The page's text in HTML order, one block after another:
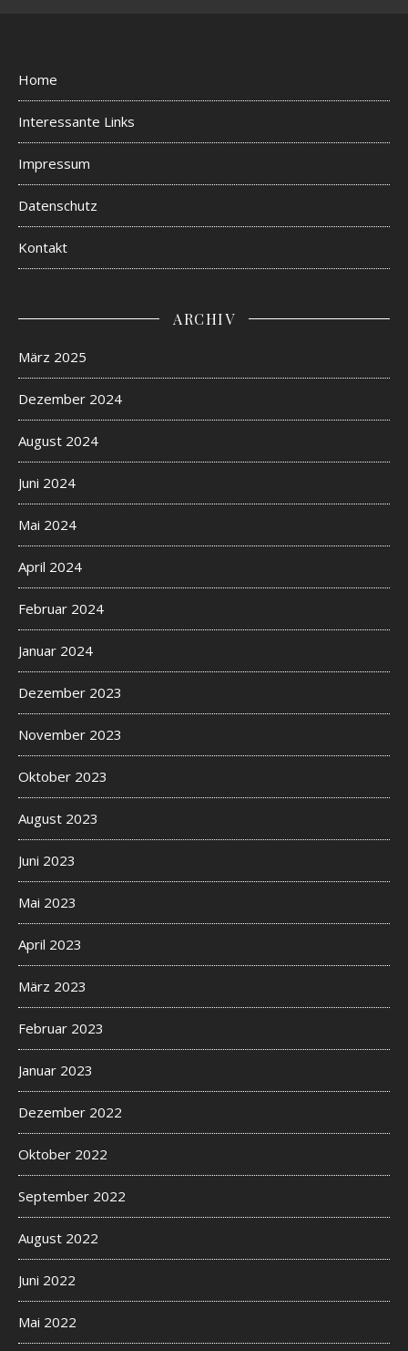
Home
Interessante Links
Impressum
Datenschutz
Kontakt
ARCHIV
März 2025
Dezember 2024
August 2024
Juni 2024
Mai 2024
April 2024
Februar 2024
Januar 2024
Dezember 2023
November 2023
Oktober 2023
August 2023
Juni 2023
Mai 2023
April 2023
März 2023
Februar 2023
Januar 2023
Dezember 2022
Oktober 2022
September 2022
August 2022
Juni 2022
Mai 2022